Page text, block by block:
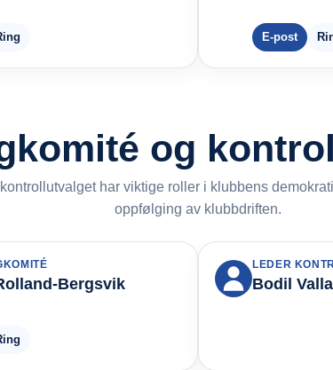
E-post
og
har viktige roller i klubbens
oppfølging av klubbdriften.
Bergsvik
LEDER
Bodil